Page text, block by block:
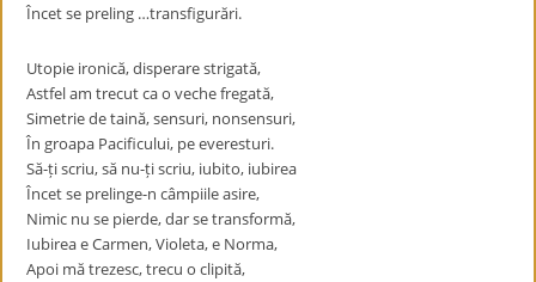
Încet se preling …transfigurări.
Utopie ironică, disperare strigată,
Astfel am trecut ca o veche fregată,
Simetrie de taină, sensuri, nonsensuri,
În groapa Pacificului, pe everesturi.
Să-ți scriu, să nu-ți scriu, iubito, iubirea
Încet se prelinge-n câmpiile asire,
Nimic nu se pierde, dar se transformă,
Iubirea e Carmen, Violeta, e Norma,
Apoi mă trezesc, trecu o clipită,